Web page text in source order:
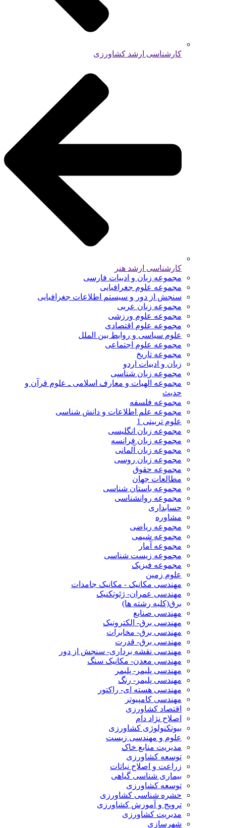
کارشناسی ارشد کشاورزی
کارشناسی ارشد هنر
مجموعه زبان و ادبیات فارسی
مجموعه علوم جغرافیایی
سنجش از دور و سیستم اطلاعات جغرافیایی
مجموعه زبان عربی
مجموعه علوم ورزشی
مجموعه علوم اقتصادی
علوم سیاسی و روابط بین الملل
مجموعه علوم اجتماعی
مجموعه تاریخ
زبان و ادبیات اردو
مجموعه زبان شناسی
مجموعه الهیات و معارف اسلامی ـ علوم قرآن و
حدیث
مجموعه فلسفه
مجموعه علم اطلاعات و دانش شناسی
علوم تربیتی 1
مجموعه زبان انگلیسی
مجموعه زبان فرانسه
مجموعه زبان آلمانی
مجموعه زبان روسی
مجموعه حقوق
مطالعات جهان
مجموعه باستان شناسی
مجموعه روانشناسی
حسابداری
مشاوره
مجموعه ریاضی
مجموعه شیمی
مجموعه آمار
مجموعه زیست شناسی
مجموعه فیزیک
علوم زمین
مهندسی مکانیک - مکانیک جامدات
مهندسی عمران- ژئوتکنیک
برق(کلیه رشته ها)
مهندسی صنایع
مهندسی برق- الکترونیک
مهندسی برق- مخابرات
مهندسی برق- قدرت
مهندسی نقشه برداری- سنجش از دور
مهندسی معدن- مکانیک سنگ
مهندسی پلیمر- پلیمر
مهندسی پلیمر- رنگ
مهندسی هسته ای- راکتور
مهندسی کامپیوتر
اقتصاد کشاورزی
اصلاح نژاد دام
بیوتکنولوژی کشاورزی
علوم و مهندسی زیست
مدیریت منابع خاک
توسعه کشاورزی
زراعت و اصلاح نباتات
بیماری شناسی گیاهی
توسعه کشاورزی
حشره شناسی کشاورزی
ترویج و آموزش کشاورزی
مدیریت کشاورزی
شهرسازی